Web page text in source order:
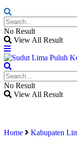
No Result
View All Result
No Result
View All Result
Home Kabupaten